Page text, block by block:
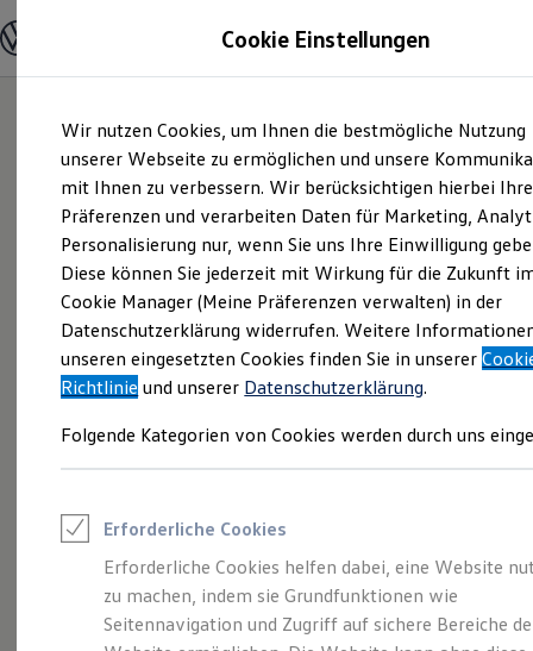
Hauptinhalt
springen
Footer
springen
Modelle und Konfigurator
Modelle vergleichen
Elektroautos
ENERGY Sondermodelle
Nutzfahrzeuge
SUV und CUV
Familienautos
Kombis
Kompaktwagen
Sportwagen
Schnell verfügbare Fahrzeuge
Angebote und Produkte
Aktuelle Angebote
E-Auto-Förderung
Volkswagen Marktplatz
Junge Gebrauchtwagen und Gebrauchtwagen
Saisonangebote
Leasing
Leasing-Angebote
Gebrauchtwagen Leasing
Junge Gebrauchtwagen-Leasing
Volkswagen Economy
Cookie Einstellungen
Wir nutzen Cookies, um Ihnen die bestmögliche Nutzung
unserer Webseite zu ermöglichen und unsere
mit Ihnen zu verbessern. Wir berücksichtigen hierbei Ihre
Präferenzen und verarbeiten Daten für Marketing,
Personalisierung nur, wenn Sie uns Ihre Einwilligung
Diese können Sie jederzeit mit Wirkung für die Zukunft
Cookie Manager (Meine Präferenzen verwalten) in der
Datenschutzerklärung widerrufen. Weitere
unseren eingesetzten Cookies finden Sie in unserer
Richtlinie und unserer Datenschutzerklärung.
Folgende Kategorien von Cookies werden durch uns
Erforderliche Cookies
Erforderliche Cookies helfen dabei, eine Website
zu machen, indem sie Grundfunktionen wie
Seitennavigation und Zugriff auf sichere Bereiche